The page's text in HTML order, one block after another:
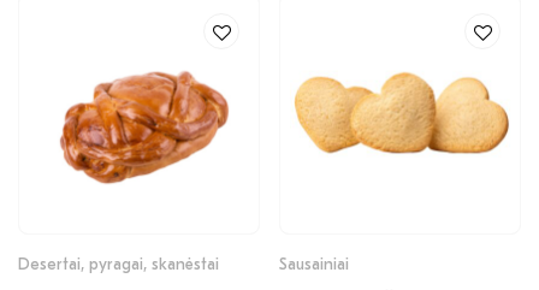
Desertai, pyragai, skanėstai Sausainiai